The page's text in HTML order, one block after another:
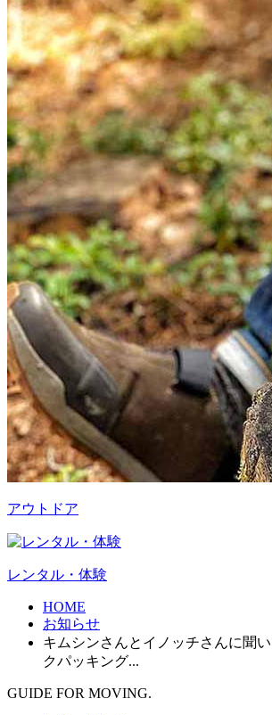
アウトドア
レンタル・体験
HOME
お知らせ
キムシンさんとイノッチさんに聞
クパッキング...
GUIDE FOR MOVING.